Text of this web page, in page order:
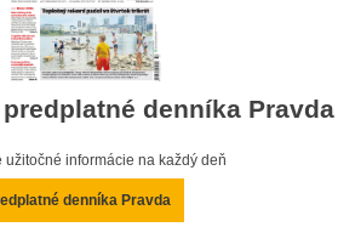
denníka Pravda
užitočné informácie na každý deň
denníka Pravda